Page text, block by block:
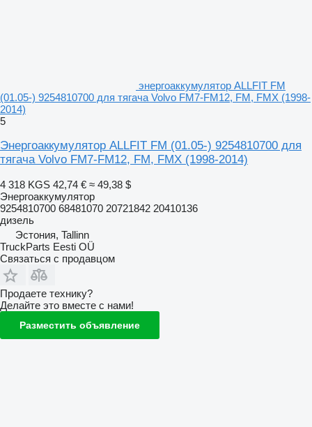
энергоаккумулятор ALLFIT FM
(01.05-) 9254810700 для тягача Volvo FM7-FM12, FM, FMX (1998-
2014)
5
Энергоаккумулятор ALLFIT FM (01.05-) 9254810700 для
тягача Volvo FM7-FM12, FM, FMX (1998-2014)
4 318 KGS 42,74 € ≈ 49,38 $
Энергоаккумулятор
9254810700 68481070 20721842 20410136
дизель
Эстония, Tallinn
TruckParts Eesti OÜ
Связаться с продавцом
Продаете технику?
Делайте это вместе с нами!
Разместить объявление